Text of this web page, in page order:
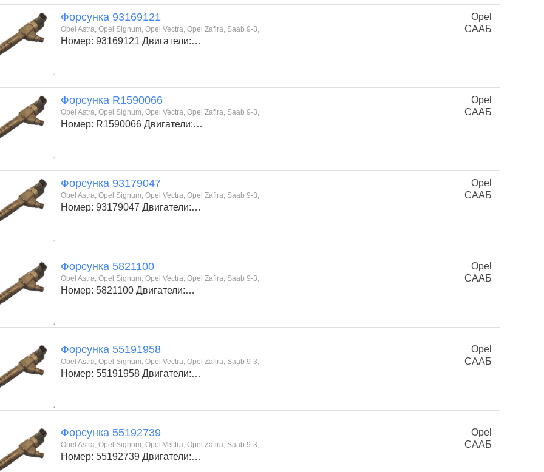
Форсунка 93169121
Opel Astra, Opel Signum, Opel Vectra, Opel Zafira, Saab 9-3,
Номер: 93169121 Двигатели:…
Opel
СААБ
Форсунка R1590066
Opel Astra, Opel Signum, Opel Vectra, Opel Zafira, Saab 9-3,
Номер: R1590066 Двигатели:…
Opel
СААБ
Форсунка 93179047
Opel Astra, Opel Signum, Opel Vectra, Opel Zafira, Saab 9-3,
Номер: 93179047 Двигатели:…
Opel
СААБ
Форсунка 5821100
Opel Astra, Opel Signum, Opel Vectra, Opel Zafira, Saab 9-3,
Номер: 5821100 Двигатели:…
Opel
СААБ
Форсунка 55191958
Opel Astra, Opel Signum, Opel Vectra, Opel Zafira, Saab 9-3,
Номер: 55191958 Двигатели:…
Opel
СААБ
Форсунка 55192739
Opel Astra, Opel Signum, Opel Vectra, Opel Zafira, Saab 9-3,
Номер: 55192739 Двигатели:…
Opel
СААБ